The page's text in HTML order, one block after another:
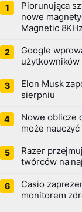
Piorunująca
nowe
Magnetic
Google
użytkowników
Elon Musk
sierpniu
Nowe oblicze
może
Razer
twórców na
Casio
monitorem